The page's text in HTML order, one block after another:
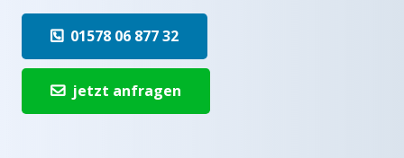
01578 06 877 32
jetzt anfragen